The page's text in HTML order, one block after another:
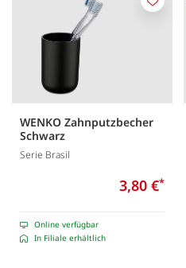
WENKO Zahnputzbecher
Schwarz
Serie Brasil
3,80 €*
Online verfügbar
In Filiale erhältlich